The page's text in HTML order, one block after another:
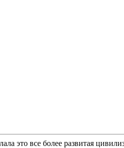
это все более развитая